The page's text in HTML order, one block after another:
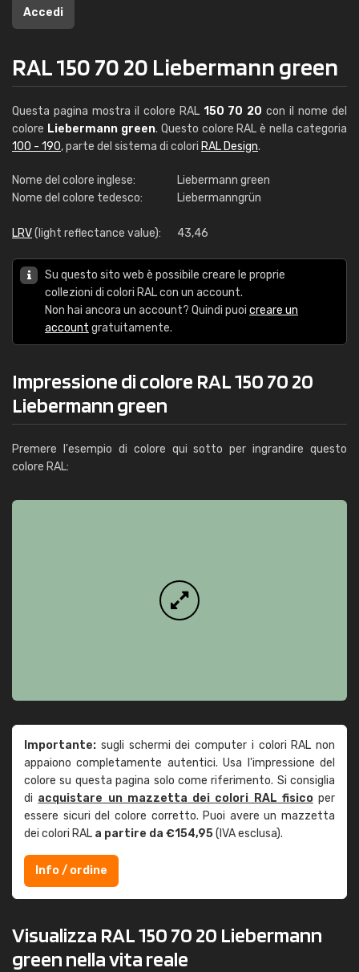
Accedi
RAL 150 70 20 Liebermann green
Questa pagina mostra il colore RAL 150 70 20 con il nome del
colore Liebermann green. Questo colore RAL è nella categoria
100 - 190, parte del sistema di colori RAL Design.
Nome del colore inglese:
Liebermann green
Nome del colore tedesco:
Liebermanngrün
LRV(light reflectance value): 43,46
Su questo sito web è possibile creare le proprie
collezioni di colori RAL con un account.
Non hai ancora un account? Quindi puoi creare un
account gratuitamente.
Impressione di colore RAL 150 70 20
Liebermann green
Premere l'esempio di colore qui sotto per ingrandire questo
colore RAL:
Importante: sugli schermi dei computer i colori RAL non
appaiono completamente autentici. Usa l'impressione del
colore su questa pagina solo come riferimento. Si consiglia
di acquistare un mazzetta dei colori RAL fisicoper
essere sicuri del colore corretto. Puoi avere un mazzetta
dei colori RAL a partire da €154,95(IVA esclusa).
Info / ordine
Visualizza RAL 150 70 20 Liebermann
green nella vita reale